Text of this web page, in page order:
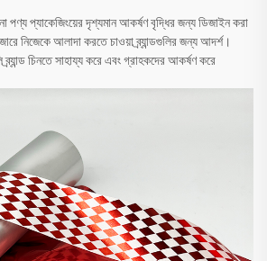
পণ্য প্যাকেজিংয়ের দৃশ্যমান আকর্ষণ বৃদ্ধির জন্য ডিজাইন করা
নিজেকে আলাদা করতে চাওয়া ব্র্যান্ডগুলির জন্য আদর্শ।
চিনতে সাহায্য করে এবং গ্রাহকদের আকর্ষণ করে